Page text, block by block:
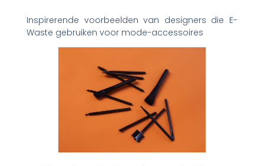
Inspirerende voorbeelden van designers die E-
Waste gebruiken voor mode-accessoires